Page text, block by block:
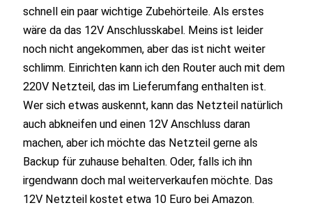
schnell ein paar wichtige Zubehörteile. Als erstes
wäre da das 12V Anschlusskabel. Meins ist leider
noch nicht angekommen, aber das ist nicht weiter
schlimm. Einrichten kann ich den Router auch mit dem
220V Netzteil, das im Lieferumfang enthalten ist.
Wer sich etwas auskennt, kann das Netzteil natürlich
auch abkneifen und einen 12V Anschluss daran
machen, aber ich möchte das Netzteil gerne als
Backup für zuhause behalten. Oder, falls ich ihn
irgendwann doch mal weiterverkaufen möchte. Das
12V Netzteil kostet etwa 10 Euro bei Amazon.